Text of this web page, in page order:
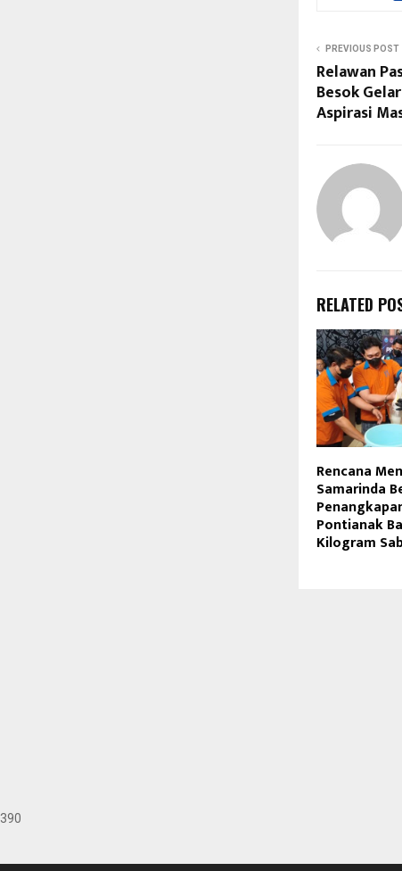
PREVIOUS POST
Relawan
Besok
Aspirasi
RELATED
Rencana
Samarinda
Pontianak
Kilogram
390